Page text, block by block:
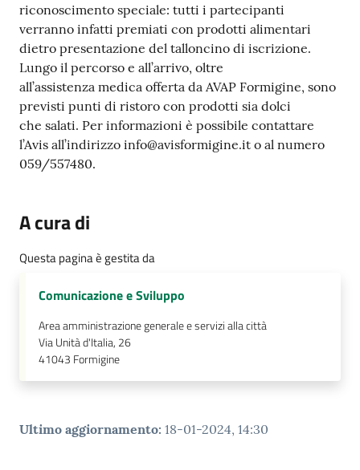
riconoscimento speciale: tutti i partecipanti
verranno infatti premiati con prodotti alimentari
dietro presentazione del talloncino di iscrizione.
Lungo il percorso e all’arrivo, oltre
all’assistenza medica offerta da AVAP Formigine, sono
previsti punti di ristoro con prodotti sia dolci
che salati. Per informazioni è possibile contattare
l’Avis all’indirizzo info@avisformigine.it o al numero
059/557480.
A cura di
Questa pagina è gestita da
Comunicazione e Sviluppo
Area amministrazione generale e servizi alla città
Via Unità d'Italia, 26
41043 Formigine
Ultimo aggiornamento: 18-01-2024, 14:30